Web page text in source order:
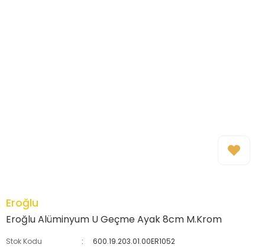
Eroğlu
Eroğlu Alüminyum U Geçme Ayak 8cm M.Krom
Stok Kodu
600.19.203.01.00ER1052